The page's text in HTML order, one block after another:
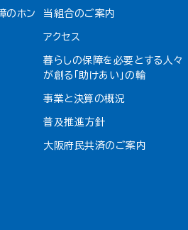
のホン
当組合のご案内
アクセス
暮らしの保障を必要とする人々
が創る「助けあい」の輪
事業と決算の概況
普及推進方針
大阪府民共済のご案内